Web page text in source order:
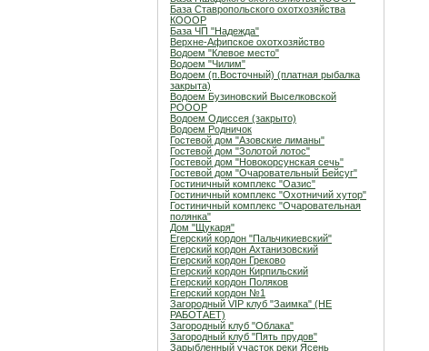
База Ставропольского охотхозяйства
КОООР
База ЧП "Надежда"
Верхне-Афипское охотхозяйство
Водоем "Клевое место"
Водоем "Чилим"
Водоем (п.Восточный) (платная рыбалка
закрыта)
Водоем Бузиновский Выселковской
РОООР
Водоем Одиссея (закрыто)
Водоем Родничок
Гостевой дом "Азовские лиманы"
Гостевой дом "Золотой лотос"
Гостевой дом "Новокорсунская сечь"
Гостевой дом "Очаровательный Бейсуг"
Гостиничный комплекс "Оазис"
Гостиничный комплекс "Охотничий хутор"
Гостиничный комплекс "Очаровательная
полянка"
Дом "Щукаря"
Егерский кордон "Пальчикиевский"
Егерский кордон Ахтанизовский
Егерский кордон Греково
Егерский кордон Кирпильский
Егерский кордон Поляков
Егерский кордон №1
Загородный VIP клуб "Заимка" (НЕ
РАБОТАЕТ)
Загородный клуб "Облака"
Загородный клуб "Пять прудов"
Зарыбленный участок реки Ясень